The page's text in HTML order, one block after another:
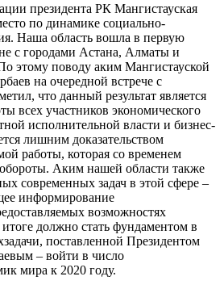
президента РК Мангистауская
по динамике социально-
Наша область вошла в первую
с городами Астана, Алматы и
этому поводу аким Мангистауской
на очередной встрече с
что данный результат является
всех участников экономического
исполнительной власти и бизнес-
лишним доказательством
работы, которая со временем
Аким нашей области также
современных задач в этой сфере –
информирование
возможностях
итоге должно стать фундаментом в
поставленной Президентом
– войти в число
мира к 2020 году.